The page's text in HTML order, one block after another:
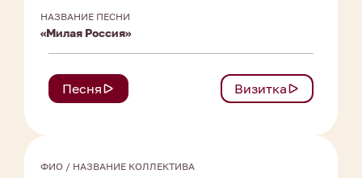
НАЗВАНИЕ ПЕСНИ
«Милая Россия»
Песня Визитка
ФИО / НАЗВАНИЕ КОЛЛЕКТИВА